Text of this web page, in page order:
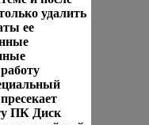
удалить
ее
ПК Диск